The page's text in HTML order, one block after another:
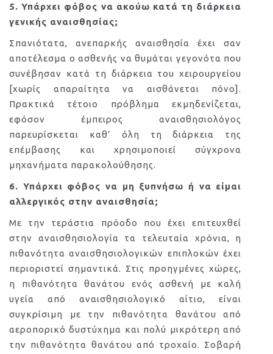
5. Υπάρχει φόβος να ακούω κατά τη διάρκεια
γενικής αναισθησίας;
Σπανιότατα, ανεπαρκής αναισθησία έχει σαν
αποτέλεσμα ο ασθενής να θυμάται γεγονότα που
συνέβησαν κατά τη διάρκεια του χειρουργείου
[χωρίς απαραίτητα να αισθάνεται πόνο].
Πρακτικά τέτοιο πρόβλημα εκμηδενίζεται,
εφόσον έμπειρος αναισθησιολόγος
παρευρίσκεται καθ’ όλη τη διάρκεια της
επέμβασης και χρησιμοποιεί σύγχρονα
μηχανήματα παρακολούθησης.
6. Υπάρχει φόβος να μη ξυπνήσω ή να είμαι
αλλεργικός στην αναισθησία;
Με την τεράστια πρόοδο που έχει επιτευχθεί
στην αναισθησιολογία τα τελευταία χρόνια, η
πιθανότητα αναισθησιολογικών επιπλοκών έχει
περιοριστεί σημαντικά. Στις προηγμένες χώρες,
η πιθανότητα θανάτου ενός ασθενή με καλή
υγεία από αναισθησιολογικό αίτιο, είναι
συγκρίσιμη με την πιθανότητα θανάτου από
αεροπορικό δυστύχημα και πολύ μικρότερη από
την πιθανότητα θανάτου από τροχαίο. Σοβαρή